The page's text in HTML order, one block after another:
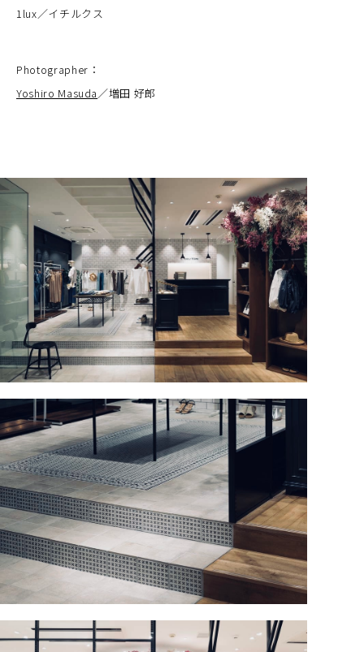
1lux／イチルクス
Photographer：
Yoshiro Masuda／増田 好郎